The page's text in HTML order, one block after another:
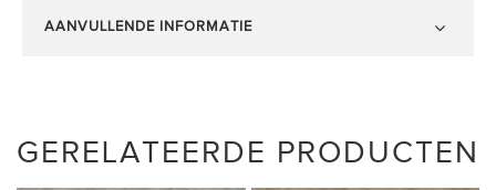
AANVULLENDE INFORMATIE
GERELATEERDE PRODUCTEN